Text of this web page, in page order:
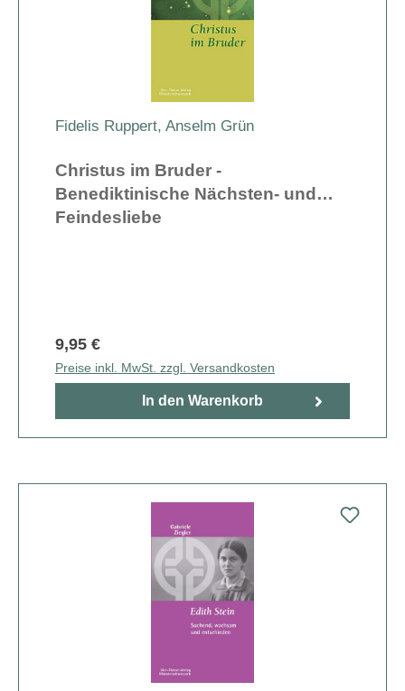
Fidelis Ruppert, Anselm Grün
Christus im Bruder -
Benediktinische Nächsten- und
Feindesliebe
9,95 €
Preise inkl. MwSt. zzgl. Versandkosten
In den Warenkorb